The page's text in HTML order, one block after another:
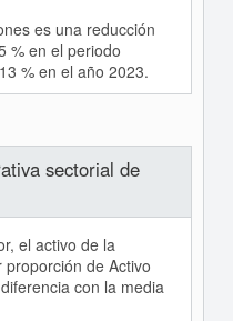
es una reducción
% en el periodo
% en el año 2023.
sectorial de
el activo de la
de Activo
con la media